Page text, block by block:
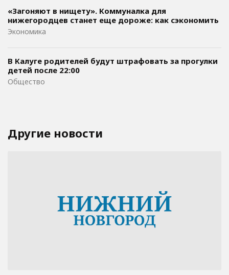
«Загоняют в нищету». Коммуналка для
нижегородцев станет еще дороже: как сэкономить
Экономика
В Калуге родителей будут штрафовать за прогулки
детей после 22:00
Общество
Другие новости